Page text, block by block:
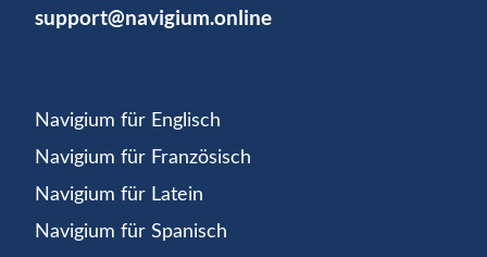
support@navigium.online
Navigium für Englisch
Navigium für Französisch
Navigium für Latein
Navigium für Spanisch